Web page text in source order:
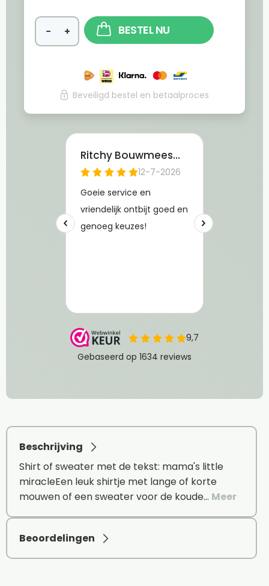
− + BESTEL NU
Beveiligd bestel en betaalproces
Beschrijving
Shirt of sweater met de tekst: mama's little
miracleEen leuk shirtje met lange of korte
mouwen of een sweater voor de koude… Meer
Beoordelingen